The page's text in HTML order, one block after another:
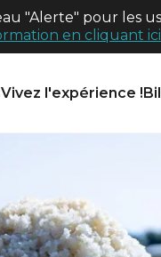
"Alerte" pour les
en cliquant ici
Vivez l'expérience !